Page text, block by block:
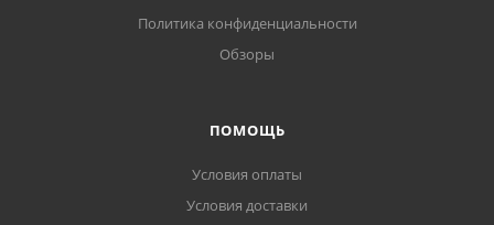
Политика конфиденциальности
Обзоры
ПОМОЩЬ
Условия оплаты
Условия доставки